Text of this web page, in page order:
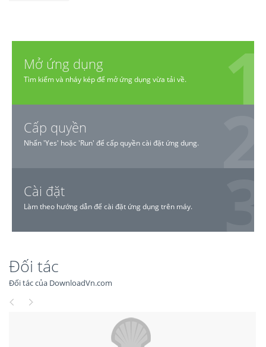
Mở ứng dụng
Tìm kiếm và nháy kép để mở ứng dụng vừa tải về.
Cấp quyền
Nhấn 'Yes' hoặc 'Run' để cấp quyền cài đặt ứng dụng.
Cài đặt
Làm theo hướng dẫn để cài đặt ứng dụng trên máy.
Đối tác
Đối tác của DownloadVn.com